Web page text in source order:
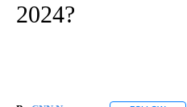
2024?